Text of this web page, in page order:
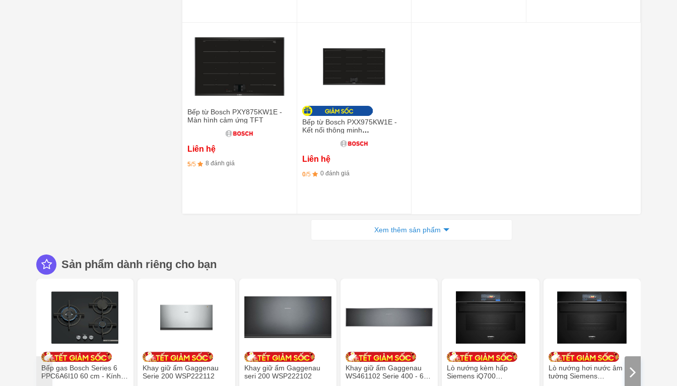
Bếp từ Bosch PXY875KW1E -
Màn hình cảm ứng TFT
Liên hệ
5/5 8 đánh giá
Bếp từ Bosch PXX975KW1E -
Kết nối thông minh
Liên hệ
0/5 0 đánh giá
Xem thêm sản phẩm
Sản phẩm dành riêng cho bạn
Bếp gas Bosch Series 6
PPC6A6I10 60 cm - Kính
Khay giữ ấm Gaggenau
Serie 200 WSP222112
Khay giữ ấm Gaggenau
seri 200 WSP222102
Khay giữ ấm Gaggenau
WS461102 Serie 400 - 60
Lò nướng kèm hấp
Siemens iQ700
Lò nướng hơi nước âm
tường Siemens